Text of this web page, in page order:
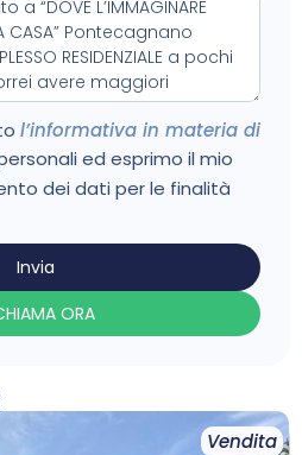
l’informativa in materia di
ed esprimo il mio
dei dati per le finalità
Invia
ORA
Vendita